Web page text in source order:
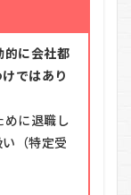
的に会社都
ではあり
めに退職し
（特定受